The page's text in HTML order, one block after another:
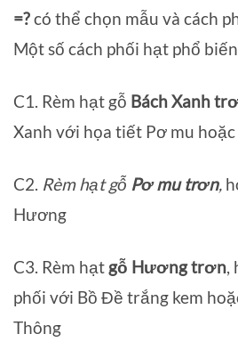
=?có thể chọn mẫu và cách
Một số cách phối hạt phổ
C1. Rèm hạt gỗ Bách Xanh
Xanh với họa tiết Pơ mu
C2. Rèm hạt gỗ Pơ mu trơn,
Hương
C3. Rèm hạtgỗ Hương trơn,
phối với Bồ Đề trắng kem
Thông